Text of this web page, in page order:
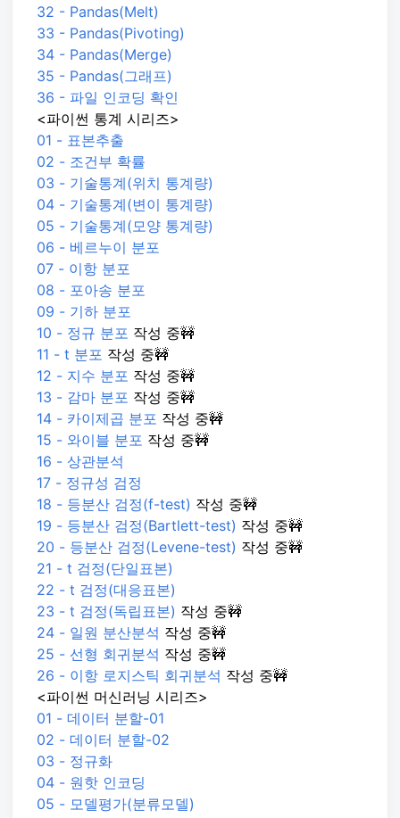
32 - Pandas(Melt)
33 - Pandas(Pivoting)
34 - Pandas(Merge)
35 - Pandas(그래프)
36 - 파일 인코딩 확인
<파이썬 통계 시리즈>
01 - 표본추출
02 - 조건부 확률
03 - 기술통계(위치 통계량)
04 - 기술통계(변이 통계량)
05 - 기술통계(모양 통계량)
06 - 베르누이 분포
07 - 이항 분포
08 - 포아송 분포
09 - 기하 분포
10 - 정규 분포 작성 중🚧
11 - t 분포 작성 중🚧
12 - 지수 분포 작성 중🚧
13 - 감마 분포 작성 중🚧
14 - 카이제곱 분포 작성 중🚧
15 - 와이블 분포 작성 중🚧
16 - 상관분석
17 - 정규성 검정
18 - 등분산 검정(f-test) 작성 중🚧
19 - 등분산 검정(Bartlett-test) 작성 중🚧
20 - 등분산 검정(Levene-test) 작성 중🚧
21 - t 검정(단일표본)
22 - t 검정(대응표본)
23 - t 검정(독립표본) 작성 중🚧
24 - 일원 분산분석 작성 중🚧
25 - 선형 회귀분석 작성 중🚧
26 - 이항 로지스틱 회귀분석 작성 중🚧
<파이썬 머신러닝 시리즈>
01 - 데이터 분할-01
02 - 데이터 분할-02
03 - 정규화
04 - 원핫 인코딩
05 - 모델평가(분류모델)